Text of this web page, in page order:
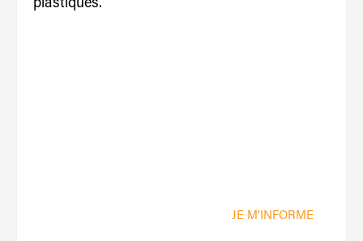
plastiques.
JE M'INFORME